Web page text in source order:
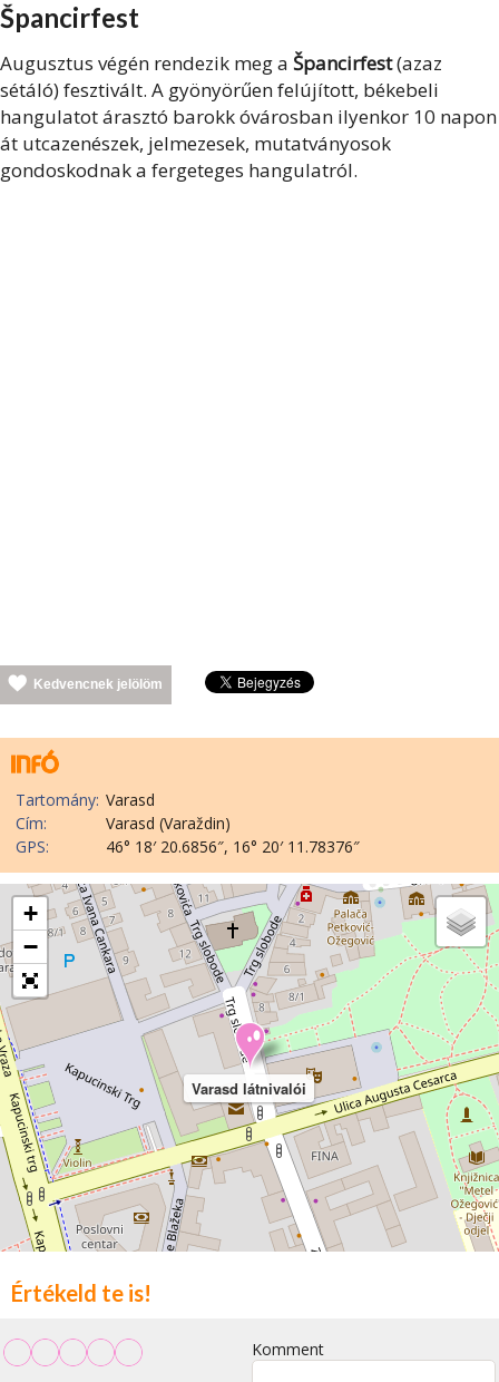
Špancirfest
Augusztus végén rendezik meg a Špancirfest(azaz
sétáló) fesztivált. A gyönyörűen felújított, békebeli
hangulatot árasztó barokk óvárosban ilyenkor 10 napon
át utcazenészek, jelmezesek, mutatványosok
gondoskodnak a fergeteges hangulatról.
Kedvencnek jelölöm
Tartomány: Varasd
Cím:
Varasd (Varaždin)
GPS:
46° 18′ 20.6856″, 16° 20′ 11.78376″
Varasd látnivalói
+
−
Értékeld te is!
Komment